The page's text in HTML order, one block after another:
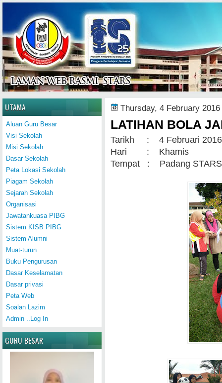
Home
Thursday, 4 February 2016
LATIHAN BOLA
Tarikh : 4 Februari 2016
Hari : Khamis
Tempat : Padang STARS
UTAMA
Aluan Guru Besar
Visi Sekolah
Misi Sekolah
Dasar Sekolah
Peta Lokasi Sekolah
Piagam Sekolah
Sejarah Sekolah
Organisasi
Jawatankuasa PIBG
Sistem KISB PIBG
Sistem Alumni
Muat-turun
Buku Pengurusan
Dasar Keselamatan
Dasar privasi
Peta Web
Soalan Lazim
Admin ..Log In
GURU BESAR